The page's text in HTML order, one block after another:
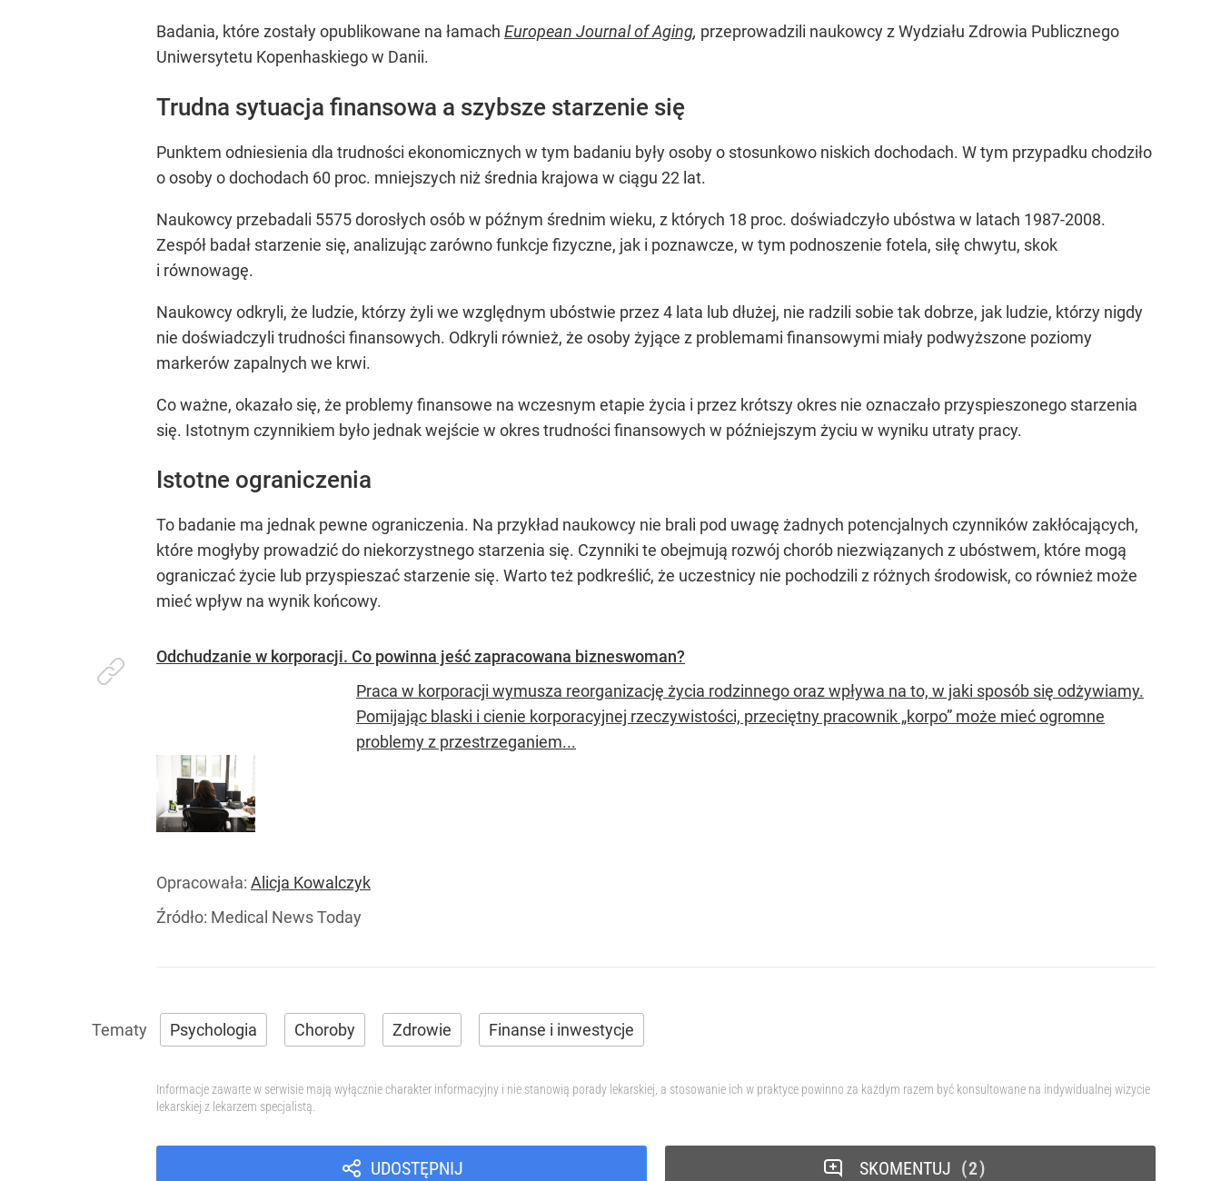
Badania, które zostały opublikowane na łamach European Journal of Aging, przeprowadzili naukowcy z Wydziału Zdrowia Publicznego
Uniwersytetu Kopenhaskiego w Danii.
Trudna sytuacja finansowa a szybsze starzenie się
Punktem odniesienia dla trudności ekonomicznych w tym badaniu były osoby o stosunkowo niskich dochodach. W tym przypadku chodziło
o osoby o dochodach 60 proc. mniejszych niż średnia krajowa w ciągu 22 lat.
Naukowcy przebadali 5575 dorosłych osób w późnym średnim wieku, z których 18 proc. doświadczyło ubóstwa w latach 1987-2008.
Zespół badał starzenie się, analizując zarówno funkcje fizyczne, jak i poznawcze, w tym podnoszenie fotela, siłę chwytu, skok
i równowagę.
Naukowcy odkryli, że ludzie, którzy żyli we względnym ubóstwie przez 4 lata lub dłużej, nie radzili sobie tak dobrze, jak ludzie, którzy nigdy
nie doświadczyli trudności finansowych. Odkryli również, że osoby żyjące z problemami finansowymi miały podwyższone poziomy
markerów zapalnych we krwi.
Co ważne, okazało się, że problemy finansowe na wczesnym etapie życia i przez krótszy okres nie oznaczało przyspieszonego starzenia
się. Istotnym czynnikiem było jednak wejście w okres trudności finansowych w późniejszym życiu w wyniku utraty pracy.
Istotne ograniczenia
To badanie ma jednak pewne ograniczenia. Na przykład naukowcy nie brali pod uwagę żadnych potencjalnych czynników zakłócających,
które mogłyby prowadzić do niekorzystnego starzenia się. Czynniki te obejmują rozwój chorób niezwiązanych z ubóstwem, które mogą
ograniczać życie lub przyspieszać starzenie się. Warto też podkreślić, że uczestnicy nie pochodzili z różnych środowisk, co również może
mieć wpływ na wynik końcowy.
Odchudzanie w korporacji. Co powinna jeść zapracowana bizneswoman?
Praca w korporacji wymusza reorganizację życia rodzinnego oraz wpływa na to, w jaki sposób się odżywiamy.
Pomijając blaski i cienie korporacyjnej rzeczywistości, przeciętny pracownik „korpo” może mieć ogromne
problemy z przestrzeganiem...
Opracowała: Alicja Kowalczyk
Źródło: Medical News Today
Psychologia Choroby Zdrowie Finanse i inwestycje
Informacje zawarte w serwisie mają wyłącznie charakter informacyjny i nie stanowią porady lekarskiej, a stosowanie ich w praktyce powinno za każdym razem być konsultowane na indywidualnej wizycie
lekarskiej z lekarzem specjalistą.
UDOSTĘPNIJ SKOMENTUJ 2